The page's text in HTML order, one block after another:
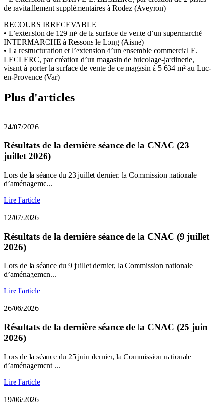
de ravitaillement supplémentaires à Rodez (Aveyron)
RECOURS IRRECEVABLE
• L’extension de 129 m² de la surface de vente d’un supermarché
INTERMARCHE à Ressons le Long (Aisne)
• La restructuration et l’extension d’un ensemble commercial E.
LECLERC, par création d’un magasin de bricolage-jardinerie,
visant à porter la surface de vente de ce magasin à 5 634 m² au Luc-
en-Provence (Var)
Plus d'articles
24/07/2026
Résultats de la dernière séance de la CNAC (23
juillet 2026)
Lors de la séance du 23 juillet dernier, la Commission nationale
d’aménageme...
Lire l'article
12/07/2026
Résultats de la dernière séance de la CNAC (9 juillet
2026)
Lors de la séance du 9 juillet dernier, la Commission nationale
d’aménagemen...
Lire l'article
26/06/2026
Résultats de la dernière séance de la CNAC (25 juin
2026)
Lors de la séance du 25 juin dernier, la Commission nationale
d’aménagement ...
Lire l'article
19/06/2026